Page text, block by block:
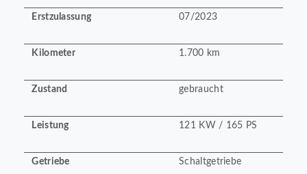
Erstzulassung 07/2023
Kilometer 1.700 km
Zustand gebraucht
Leistung 121 KW / 165 PS
Getriebe Schaltgetriebe